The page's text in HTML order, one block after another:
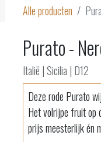
Alle producten
Purato -
Italië | Sicilia | D12
Deze rode Purato
Het volrijpe fruit op
prijs meesterlijk én